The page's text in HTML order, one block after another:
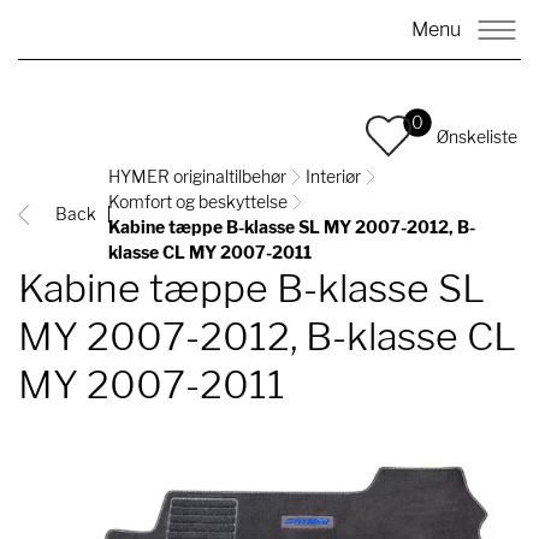
Menu
0
Ønskeliste
Back
HYMER originaltilbehør
Interiør
Komfort og beskyttelse
Kabine tæppe B-klasse SL MY 2007-2012, B-
klasse CL MY 2007-2011
Kabine tæppe B-klasse SL
MY 2007-2012, B-klasse CL
MY 2007-2011